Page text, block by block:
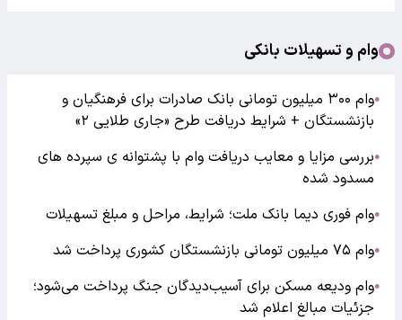
وام و تسهیلات بانکی
●
وام ۳۰۰ میلیون تومانی بانک صادرات برای فرهنگیان و
بازنشستگان + شرایط دریافت طرح «جاری طلایی ۲»
●بررسی مزایا و معایب دریافت وام با پشتوانه ی سپرده های
مسدود شده
●وام فوری دیما بانک ملت؛ شرایط، مراحل و مبلغ تسهیلات
●وام ۷۵ میلیون تومانی بازنشستگان کشوری پرداخت شد
●وام ودیعه مسکن برای آسیب‌دیدگان جنگ پرداخت می‌شود؛
جزئیات مبالغ اعلام شد